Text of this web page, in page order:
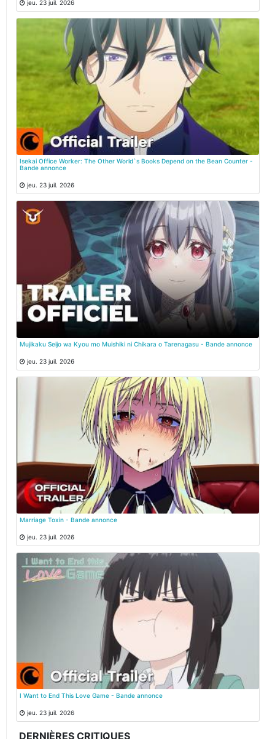
jeu. 23 juil. 2026
Isekai Office Worker: The Other World`s Books Depend on the Bean Counter -
Bande annonce
jeu. 23 juil. 2026
Mujikaku Seijo wa Kyou mo Muishiki ni Chikara o Tarenagasu - Bande annonce
jeu. 23 juil. 2026
Marriage Toxin - Bande annonce
jeu. 23 juil. 2026
I Want to End This Love Game - Bande annonce
jeu. 23 juil. 2026
DERNIÈRES CRITIQUES